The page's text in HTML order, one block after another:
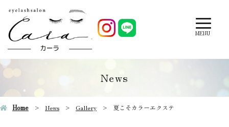
MENU
News
Home News Gallery 夏こそカラーエクステ